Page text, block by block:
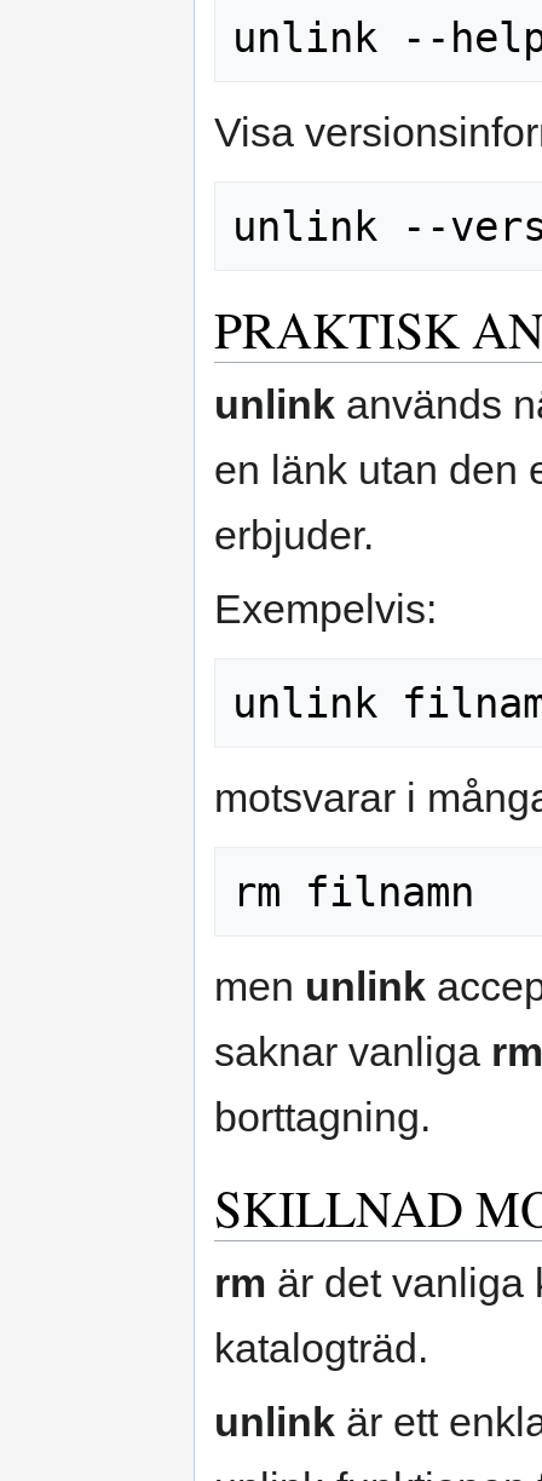
Visa
PRAKTISK
unlink används
en länk utan den
erbjuder.
Exempelvis:
motsvarar i
men unlink
saknar vanliga rm
borttagning.
SKILLNAD
rm är det vanliga
katalogträd.
unlink är ett